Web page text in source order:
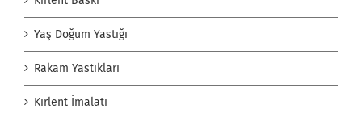
Yaş Doğum Yastığı
Rakam Yastıkları
Kırlent İmalatı